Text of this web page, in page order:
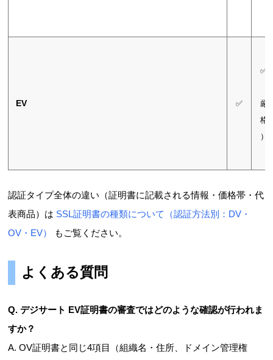
EV ✅
✅
厳
格
）
認証タイプ全体の違い（証明書に記載される情報・価格帯・代
表商品）は SSL証明書の種類について（認証方法別：DV・
OV・EV）
もご覧ください。
よくある質問
Q. デジサート EV証明書の審査ではどのような確認が行われま
すか？
A. OV証明書と同じ4項目（組織名・住所、ドメイン管理権